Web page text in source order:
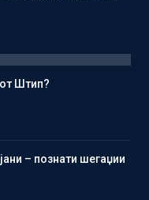
Штип?
– познати шегаџии